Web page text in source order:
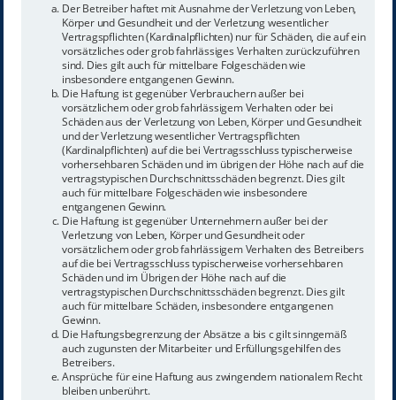
Der Betreiber haftet mit Ausnahme der Verletzung von Leben,
Körper und Gesundheit und der Verletzung wesentlicher
Vertragspflichten (Kardinalpflichten) nur für Schäden, die auf ein
vorsätzliches oder grob fahrlässiges Verhalten zurückzuführen
sind. Dies gilt auch für mittelbare Folgeschäden wie
insbesondere entgangenen Gewinn.
Die Haftung ist gegenüber Verbrauchern außer bei
vorsätzlichem oder grob fahrlässigem Verhalten oder bei
Schäden aus der Verletzung von Leben, Körper und Gesundheit
und der Verletzung wesentlicher Vertragspflichten
(Kardinalpflichten) auf die bei Vertragsschluss typischerweise
vorhersehbaren Schäden und im übrigen der Höhe nach auf die
vertragstypischen Durchschnittsschäden begrenzt. Dies gilt
auch für mittelbare Folgeschäden wie insbesondere
entgangenen Gewinn.
Die Haftung ist gegenüber Unternehmern außer bei der
Verletzung von Leben, Körper und Gesundheit oder
vorsätzlichem oder grob fahrlässigem Verhalten des Betreibers
auf die bei Vertragsschluss typischerweise vorhersehbaren
Schäden und im Übrigen der Höhe nach auf die
vertragstypischen Durchschnittsschäden begrenzt. Dies gilt
auch für mittelbare Schäden, insbesondere entgangenen
Gewinn.
Die Haftungsbegrenzung der Absätze a bis c gilt sinngemäß
auch zugunsten der Mitarbeiter und Erfüllungsgehilfen des
Betreibers.
Ansprüche für eine Haftung aus zwingendem nationalem Recht
bleiben unberührt.